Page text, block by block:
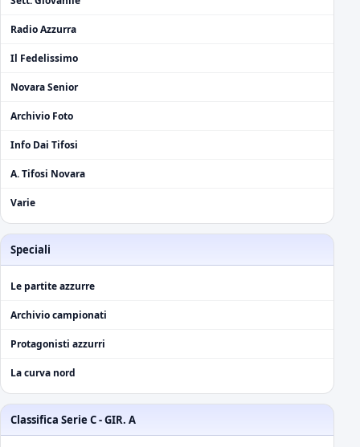
Radio Azzurra
Il Fedelissimo
Novara Senior
Archivio Foto
Info Dai Tifosi
A. Tifosi Novara
Varie
Speciali
Le partite azzurre
Archivio campionati
Protagonisti azzurri
La curva nord
Classifica Serie C - GIR. A